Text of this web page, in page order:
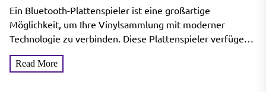
Ein Bluetooth-Plattenspieler ist eine großartige
Möglichkeit, um Ihre Vinylsammlung mit moderner
Technologie zu verbinden. Diese Plattenspieler verfügen
über Bluetooth-Funktionen, mit denen Sie Ihre Musik
drahtlos...
Read More